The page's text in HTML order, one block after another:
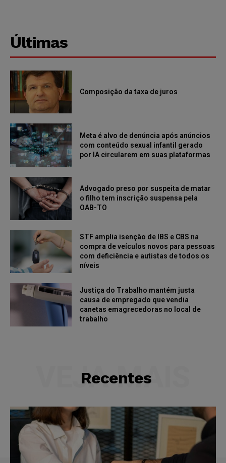
Últimas
Composição da taxa de juros
Meta é alvo de denúncia após anúncios
com conteúdo sexual infantil gerado
por IA circularem em suas plataformas
Advogado preso por suspeita de matar
o filho tem inscrição suspensa pela
OAB-TO
STF amplia isenção de IBS e CBS na
compra de veículos novos para pessoas
com deficiência e autistas de todos os
níveis
Justiça do Trabalho mantém justa
causa de empregado que vendia
canetas emagrecedoras no local de
trabalho
Recentes
VEJA MAIS